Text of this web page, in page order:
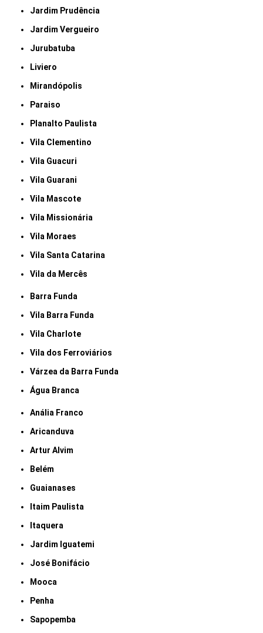
Jardim Prudência
Jardim Vergueiro
Jurubatuba
Liviero
Mirandópolis
Paraiso
Planalto Paulista
Vila Clementino
Vila Guacuri
Vila Guarani
Vila Mascote
Vila Missionária
Vila Moraes
Vila Santa Catarina
Vila da Mercês
Barra Funda
Vila Barra Funda
Vila Charlote
Vila dos Ferroviários
Várzea da Barra Funda
Água Branca
Anália Franco
Aricanduva
Artur Alvim
Belém
Guaianases
Itaim Paulista
Itaquera
Jardim Iguatemi
José Bonifácio
Mooca
Penha
Sapopemba